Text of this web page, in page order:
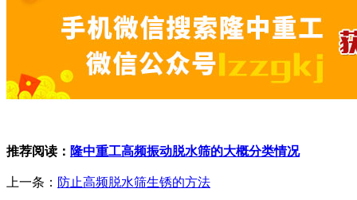
推荐阅读： 隆中重工高频振动脱水筛的大概分类情况
上一条： 防止高频脱水筛生锈的方法